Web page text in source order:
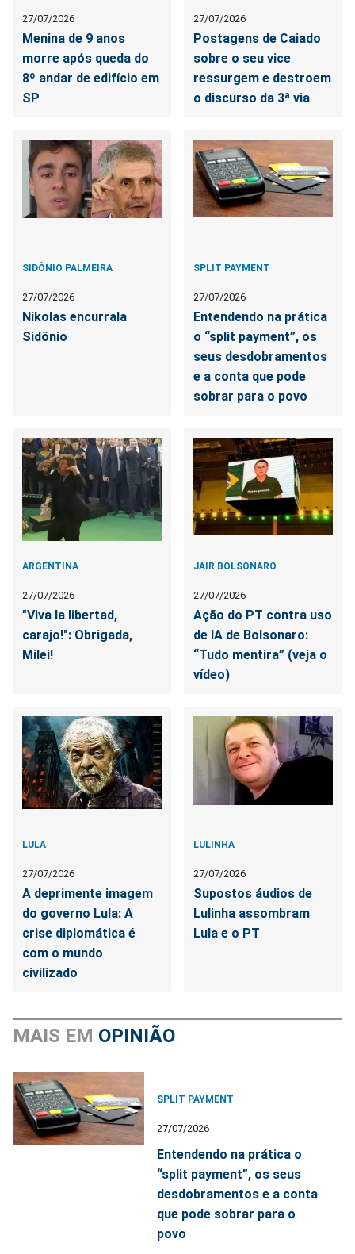
27/07/2026
Menina de 9 anos
morre após queda do
8º andar de edifício em
SP
27/07/2026
Postagens de Caiado
sobre o seu vice
ressurgem e destroem
o discurso da 3ª via
SIDÔNIO PALMEIRA
27/07/2026
Nikolas encurrala
Sidônio
SPLIT PAYMENT
27/07/2026
Entendendo na prática
o “split payment”, os
seus desdobramentos
e a conta que pode
sobrar para o povo
ARGENTINA
27/07/2026
"Viva la libertad,
carajo!": Obrigada,
Milei!
JAIR BOLSONARO
27/07/2026
Ação do PT contra uso
de IA de Bolsonaro:
“Tudo mentira” (veja o
vídeo)
LULA
27/07/2026
A deprimente imagem
do governo Lula: A
crise diplomática é
com o mundo
civilizado
LULINHA
27/07/2026
Supostos áudios de
Lulinha assombram
Lula e o PT
MAIS EM OPINIÃO
SPLIT PAYMENT
27/07/2026
Entendendo na prática o
“split payment”, os seus
desdobramentos e a conta
que pode sobrar para o
povo